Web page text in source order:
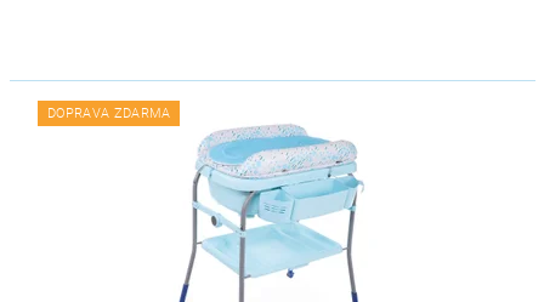
DOPRAVA ZDARMA